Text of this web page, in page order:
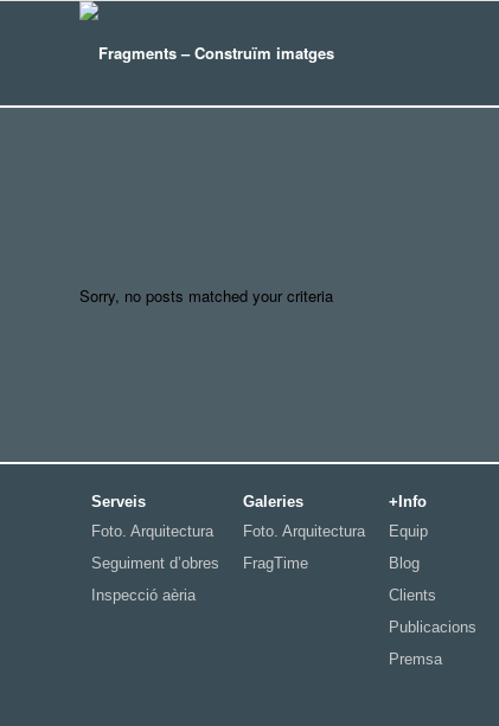
Sorry, no posts matched your criteria
Serveis
Foto. Arquitectura
Seguiment d’obres
Inspecció aèria
Galeries
Foto. Arquitectura
FragTime
+Info
Equip
Blog
Clients
Publicacions
Premsa